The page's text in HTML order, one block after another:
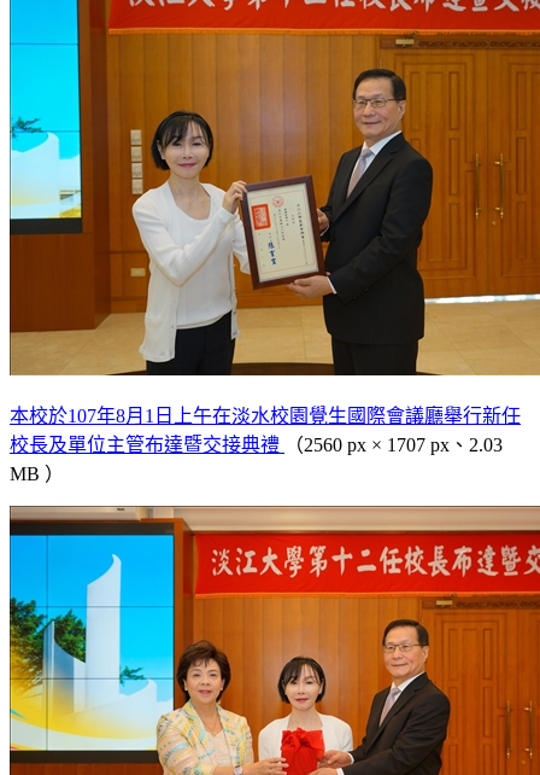
本校於107年8月1日上午在淡水校園覺生國際會議廳舉行新任
校長及單位主管布達暨交接典禮
（2560 px × 1707 px、2.03
MB ）